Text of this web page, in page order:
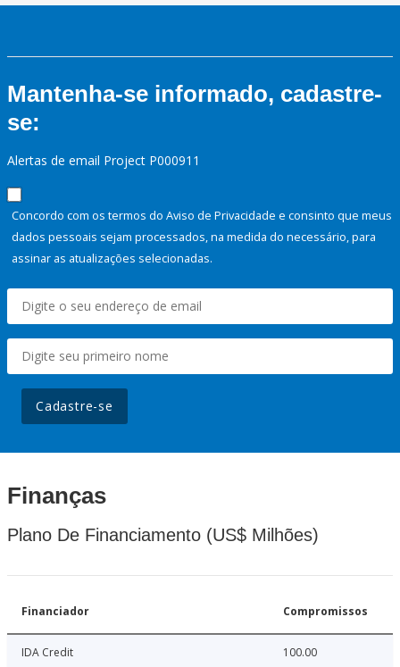
Mantenha-se informado, cadastre-
se:
Alertas de email Project P000911
Concordo com os termos do Aviso de Privacidade e consinto que meus
dados pessoais sejam processados, na medida do necessário, para
assinar as atualizações selecionadas.
Cadastre-se
Finanças
Plano De Financiamento (US$ Milhões)
Financiador Compromissos
IDA Credit 100.00